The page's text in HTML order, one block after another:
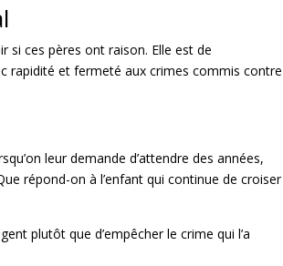
si ces pères ont raison. Elle est de
rapidité et fermeté aux crimes commis contre
leur demande d’attendre des années,
répond-on à l’enfant qui continue de croiser
plutôt que d’empêcher le crime qui l’a